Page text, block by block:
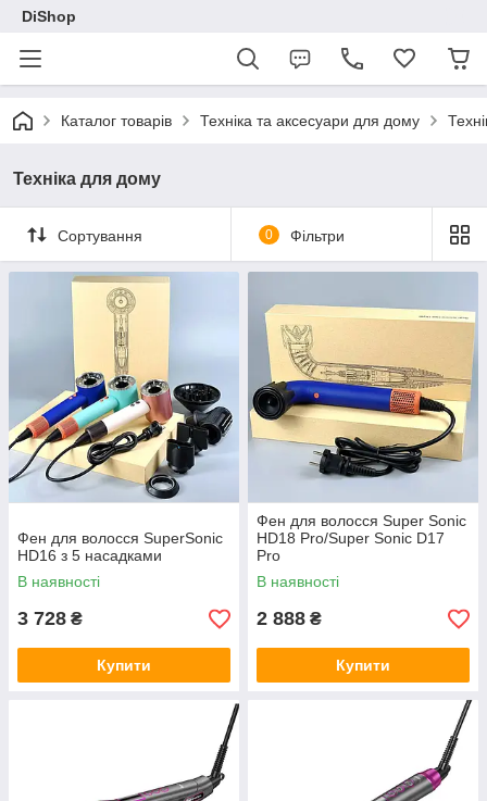
DiShop
Каталог товарів Техніка та аксесуари для дому
Техніка для дому
Сортування 0 Фільтри
Фен для волосся SuperSonic
HD16 з 5 насадками
В наявності
3 728 ₴
Купити
Фен для волосся Super Sonic
HD18 Pro/Super Sonic D17
Pro
В наявності
2 888 ₴
Купити